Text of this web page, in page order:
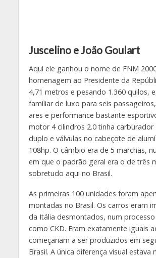
Juscelino e João Goulart
Aqui ele ganhou o nome de FNM
homenagem ao Presidente da
4,71 metros e pesando 1.360 quilos,
familiar de luxo para seis
ares e performance bastante
motor 4 cilindros 2.0 tinha
duplo e válvulas no cabeçote de
108hp. O câmbio era de 5 marchas,
em que o padrão geral era o de três
sobretudo aqui no Brasil.
As primeiras 100 unidades foram
montadas no Brasil. Os carros eram
da Itália desmontados, num
como CKD. Eram exatamente iguais
começariam a ser produzidos em
Brasil. A única diferença visual estava